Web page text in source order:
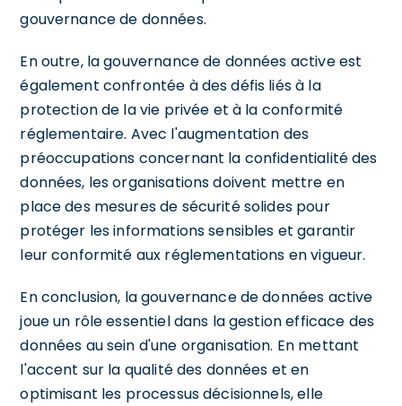
gouvernance de données.
En outre, la gouvernance de données active est
également confrontée à des défis liés à la
protection de la vie privée et à la conformité
réglementaire. Avec l'augmentation des
préoccupations concernant la confidentialité des
données, les organisations doivent mettre en
place des mesures de sécurité solides pour
protéger les informations sensibles et garantir
leur conformité aux réglementations en vigueur.
En conclusion, la gouvernance de données active
joue un rôle essentiel dans la gestion efficace des
données au sein d'une organisation. En mettant
l'accent sur la qualité des données et en
optimisant les processus décisionnels, elle